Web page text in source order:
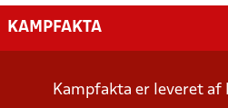
KAMPFAKTA
Kampfakta er leveret af